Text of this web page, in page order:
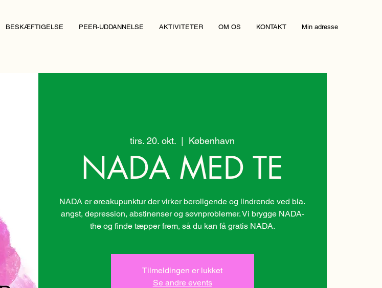
BESKÆFTIGELSE PEER-UDDANNELSE AKTIVITETER OM OS KONTAKT Min adresse
tirs. 20. okt.
  |
København
NADA MED TE
NADA er øreakupunktur der virker beroligende og lindrende ved bla.
angst, depression, abstinenser og søvnproblemer. Vi brygge NADA-
the og finde tæpper frem, så du kan få gratis NADA.
Tilmeldingen er lukket
Se andre events